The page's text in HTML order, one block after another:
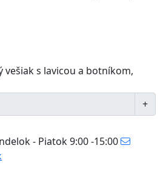
vešiak s lavicou a botníkom,
- Piatok 9:00 -15:00